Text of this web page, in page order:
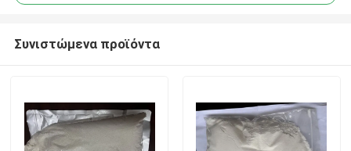
Συνιστώμενα προϊόντα